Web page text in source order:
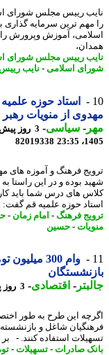
رییس مجلس شورای
ترین سرمایه گذاری
آموزش وپرورش را مهم
رییس مجلس شورای
اسلامی-نایب رییس
استاد حوزه علمیه
از منویات رهبر
-سیاسی-
82019338
فرهنگ و آموزه های مهدوی
بوده و در این راستا به
های درس شما باید کارگاه
حوزه علمیه قم گفت: ...
فرهنگ -امام زمان -حوزه
-حسین
وام 300 میلیون
-اقتصادی-3 روز پیش - دوشنبه 12 مرداد 1405، 21:17
این طرح به طور
شاغل و بازنشسته
استفاده کنند. - بر
صادرات- تسهیلات-تومان